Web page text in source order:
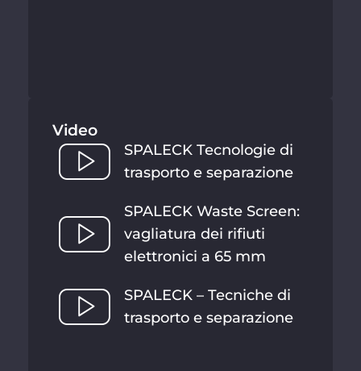
Video
SPALECK Tecnologie di
trasporto e separazione
SPALECK Waste Screen:
vagliatura dei rifiuti
elettronici a 65 mm
SPALECK – Tecniche di
trasporto e separazione